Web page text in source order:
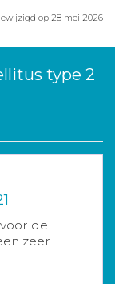
op 28 mei 2026
type 2
de
zeer